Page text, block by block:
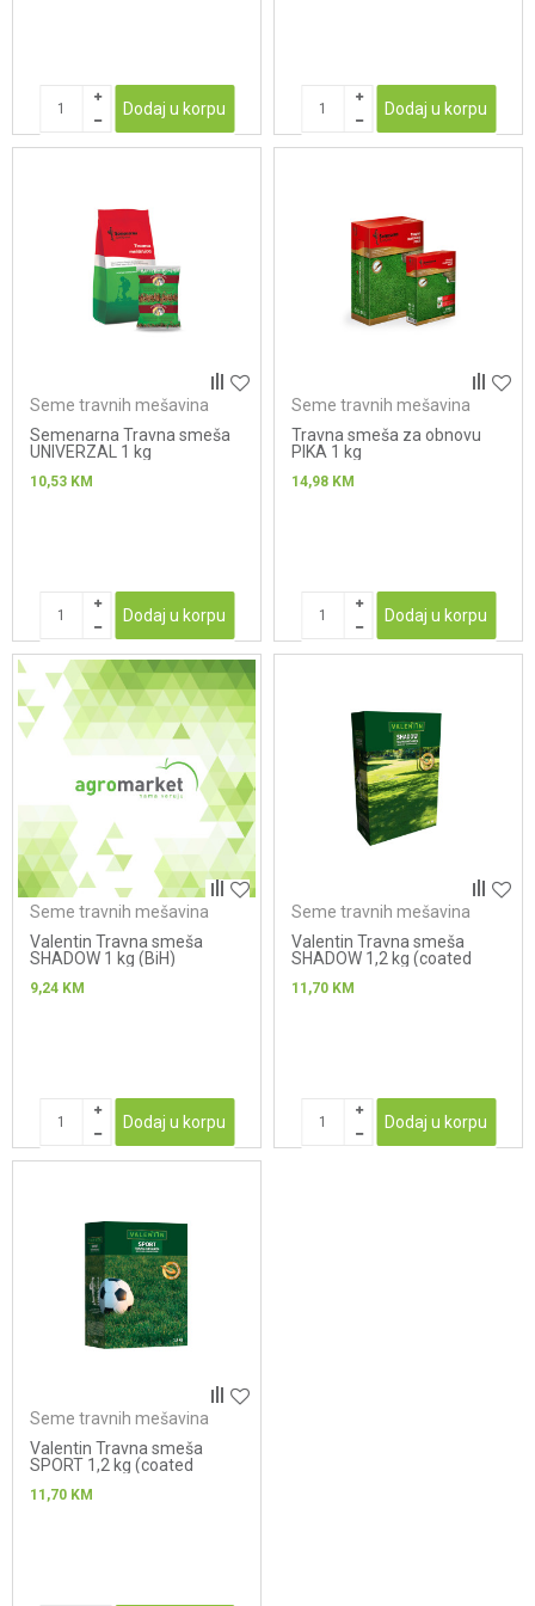
Dodaj u korpu Dodaj u korpu
Seme travnih mešavina
Semenarna Travna smeša
UNIVERZAL 1 kg
10,53 KM
Dodaj u korpu
Seme travnih mešavina
Travna smeša za obnovu
PIKA 1 kg
14,98 KM
Dodaj u korpu
Seme travnih mešavina
Valentin Travna smeša
SHADOW 1 kg (BiH)
9,24 KM
Dodaj u korpu
Seme travnih mešavina
Valentin Travna smeša
SHADOW 1,2 kg (coated
11,70 KM
Dodaj u korpu
Seme travnih mešavina
Valentin Travna smeša
SPORT 1,2 kg (coated
11,70 KM